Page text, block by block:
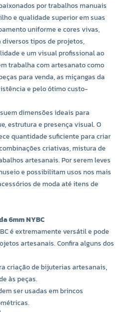
por trabalhos manuais
e qualidade superior em suas
uniforme e cores vivas,
tipos de projetos,
e um visual profissional ao
trabalha com artesanato como
para venda, as miçangas da
e pelo ótimo custo-
dimensões ideais para
estrutura e presença visual. O
quantidade suficiente para criar
criativas, mistura de
artesanais. Por serem leves
e possibilitam usos nos mais
de moda até itens de
6mm NYBC
é extremamente versátil e pode
artesanais. Confira alguns dos
criação de bijuterias artesanais,
às peças.
ser usadas em brincos